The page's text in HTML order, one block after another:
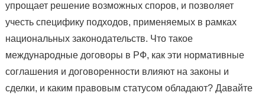
упрощает решение возможных споров, и позволяет
учесть специфику подходов, применяемых в рамках
национальных законодательств. Что такое
международные договоры в РФ, как эти нормативные
соглашения и договоренности влияют на законы и
сделки, и каким правовым статусом обладают? Давайте